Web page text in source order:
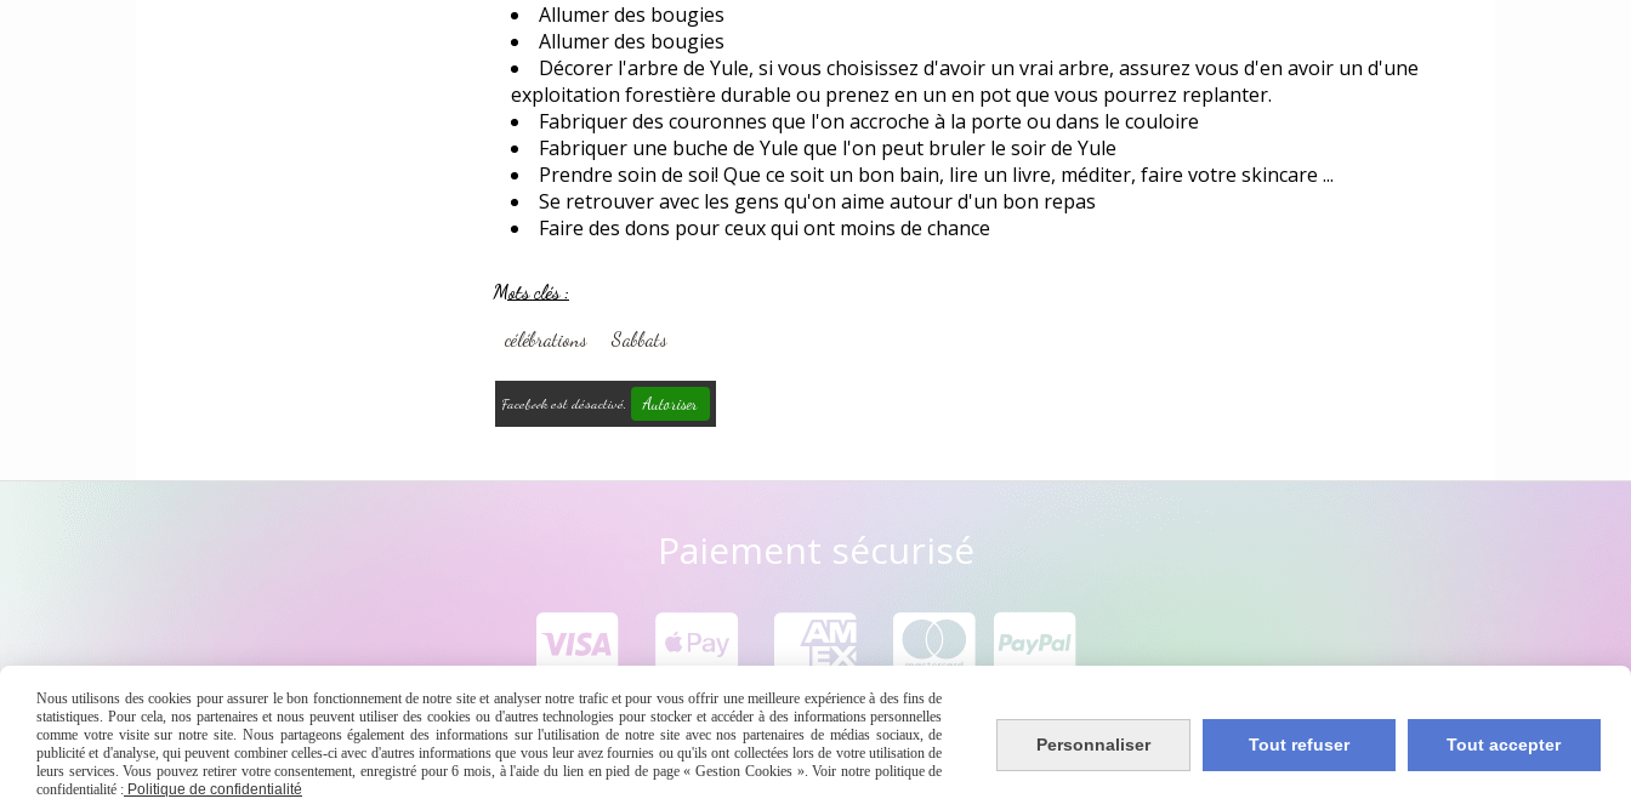
Allumer des bougies
Allumer des bougies
Décorer l'arbre de Yule, si vous choisissez d'avoir un vrai arbre, assurez vous d'en avoir un d'une
exploitation forestière durable ou prenez en un en pot que vous pourrez replanter.
Fabriquer des couronnes que l'on accroche à la porte ou dans le couloire
Fabriquer une buche de Yule que l'on peut bruler le soir de Yule
Prendre soin de soi! Que ce soit un bon bain, lire un livre, méditer, faire votre skincare ...
Se retrouver avec les gens qu'on aime autour d'un bon repas
Faire des dons pour ceux qui ont moins de chance
Mots clés :
célébrations Sabbats
Facebook est désactivé. Autoriser
Paiement sécurisé
    
Nous utilisons des cookies pour assurer le bon fonctionnement de notre site et analyser notre trafic et pour vous offrir une meilleure expérience à des fins de
statistiques. Pour cela, nos partenaires et nous peuvent utiliser des cookies ou d'autres technologies pour stocker et accéder à des informations personnelles
comme votre visite sur notre site. Nous partageons également des informations sur l'utilisation de notre site avec nos partenaires de médias sociaux, de
publicité et d'analyse, qui peuvent combiner celles-ci avec d'autres informations que vous leur avez fournies ou qu'ils ont collectées lors de votre utilisation de
leurs services. Vous pouvez retirer votre consentement, enregistré pour 6 mois, à l'aide du lien en pied de page « Gestion Cookies ». Voir notre politique de
confidentialité : Politique de confidentialité
Personnaliser Tout refuser Tout accepter